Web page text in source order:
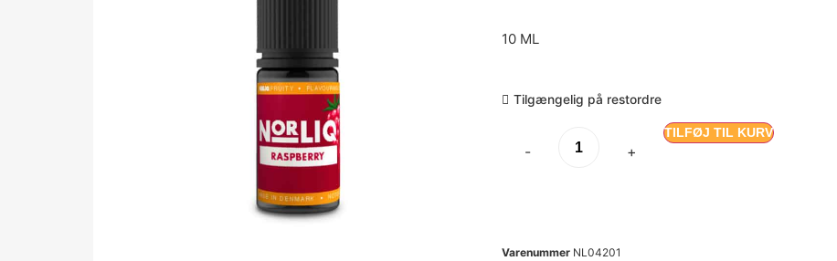
10 ML
Tilgængelig på restordre
- +
TILFØJ TIL KURV
Varenummer NL04201